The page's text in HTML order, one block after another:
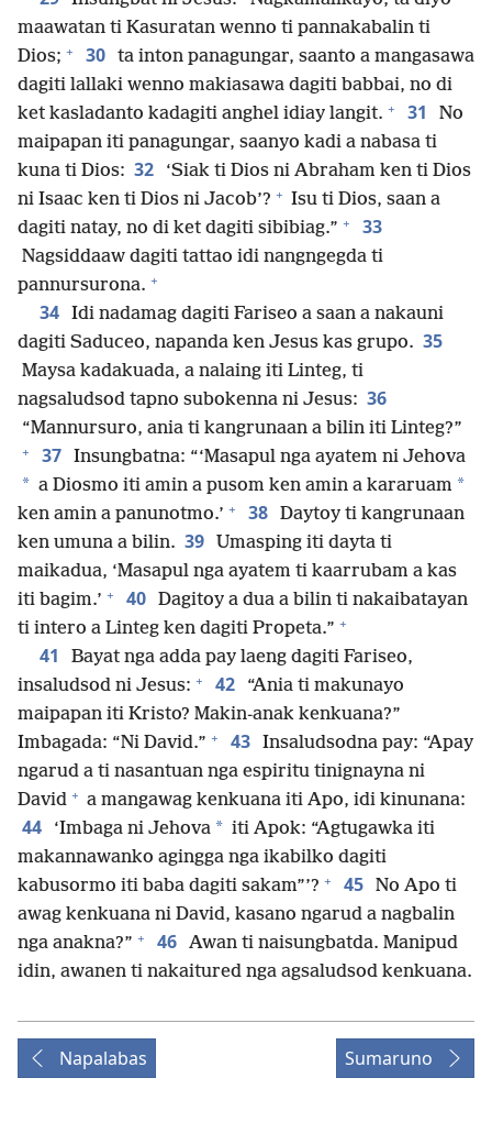
maawatan ti Kasuratan wenno ti pannakabalin ti
Dios; + 30 ta inton panagungar, saanto a mangasawa
dagiti lallaki wenno makiasawa dagiti babbai, no di
ket kasladanto kadagiti anghel idiay langit. + 31
No
maipapan iti panagungar, saanyo kadi a nabasa ti
kuna ti Dios: 32
‘Siak ti Dios ni Abraham ken ti Dios
ni Isaac ken ti Dios ni Jacob’? + Isu ti Dios, saan a
dagiti natay, no di ket dagiti sibibiag.” + 33
Nagsiddaaw dagiti tattao idi nangngegda ti
pannursurona. +
34 Idi nadamag dagiti Fariseo a saan a nakauni
dagiti Saduceo, napanda ken Jesus kas grupo. 35
Maysa kadakuada, a nalaing iti Linteg, ti
nagsaludsod tapno subokenna ni Jesus: 36
“Mannursuro, ania ti kangrunaan a bilin iti Linteg?”
+ 37 Insungbatna: “‘Masapul nga ayatem ni Jehova
* a Diosmo iti amin a pusom ken amin a kararuam *
ken amin a panunotmo.’ + 38 Daytoy ti kangrunaan
ken umuna a bilin. 39
Umasping iti dayta ti
maikadua, ‘Masapul nga ayatem ti kaarrubam a kas
iti bagim.’ + 40 Dagitoy a dua a bilin ti nakaibatayan
ti intero a Linteg ken dagiti Propeta.” +
41
Bayat nga adda pay laeng dagiti Fariseo,
insaludsod ni Jesus: + 42
“Ania ti makunayo
maipapan iti Kristo? Makin-anak kenkuana?”
Imbagada: “Ni David.” + 43 Insaludsodna pay: “Apay
ngarud a ti nasantuan nga espiritu tinignayna ni
David + a mangawag kenkuana iti Apo, idi kinunana:
44 ‘Imbaga ni Jehova * iti Apok: “Agtugawka iti
makannawanko agingga nga ikabilko dagiti
kabusormo iti baba dagiti sakam”’? + 45 No Apo ti
awag kenkuana ni David, kasano ngarud a nagbalin
nga anakna?” + 46 Awan ti naisungbatda. Manipud
idin, awanen ti nakaitured nga agsaludsod kenkuana.
Napalabas Sumaruno